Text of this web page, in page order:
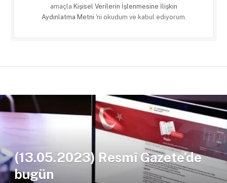
amaçla Kişisel Verilerin İşlenmesine İlişkin
Aydınlatma Metni 'ni okudum ve kabul ediyorum.
(13.05.2023) Resmî Gazete’de
bugün